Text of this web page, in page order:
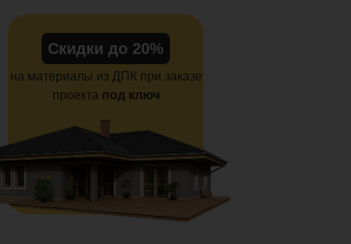
Скидки до 20%
на материалы из ДПК при заказе
проекта под ключ